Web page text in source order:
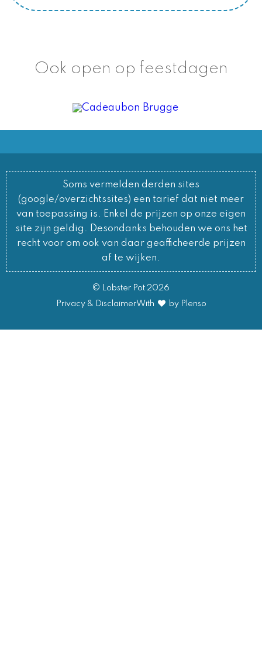
Ook open op feestdagen
Soms vermelden derden sites
(google/overzichtssites) een tarief dat niet meer
van toepassing is. Enkel de prijzen op onze eigen
site zijn geldig. Desondanks behouden we ons het
recht voor om ook van daar geafficheerde prijzen
af te wijken.
© Lobster Pot 2026
Privacy & DisclaimerWith by Plenso